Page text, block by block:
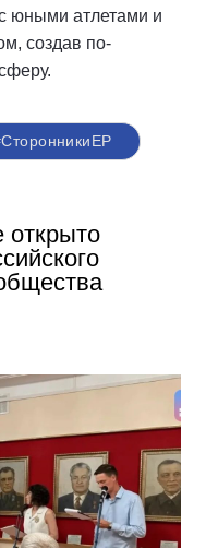
юными атлетами и
создав по-
открыто